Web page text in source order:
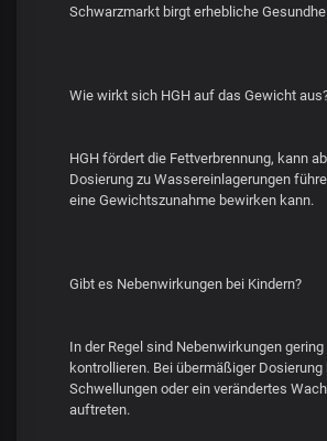
Schwarzmarkt birgt erhebliche
Wie wirkt sich HGH auf das Gewicht
HGH fördert die Fettverbrennung, kann
Dosierung zu Wassereinlagerungen
eine Gewichtszunahme bewirken kann.
Gibt es Nebenwirkungen bei Kindern?
In der Regel sind Nebenwirkungen
kontrollieren. Bei übermäßiger
Schwellungen oder ein verändertes
auftreten.